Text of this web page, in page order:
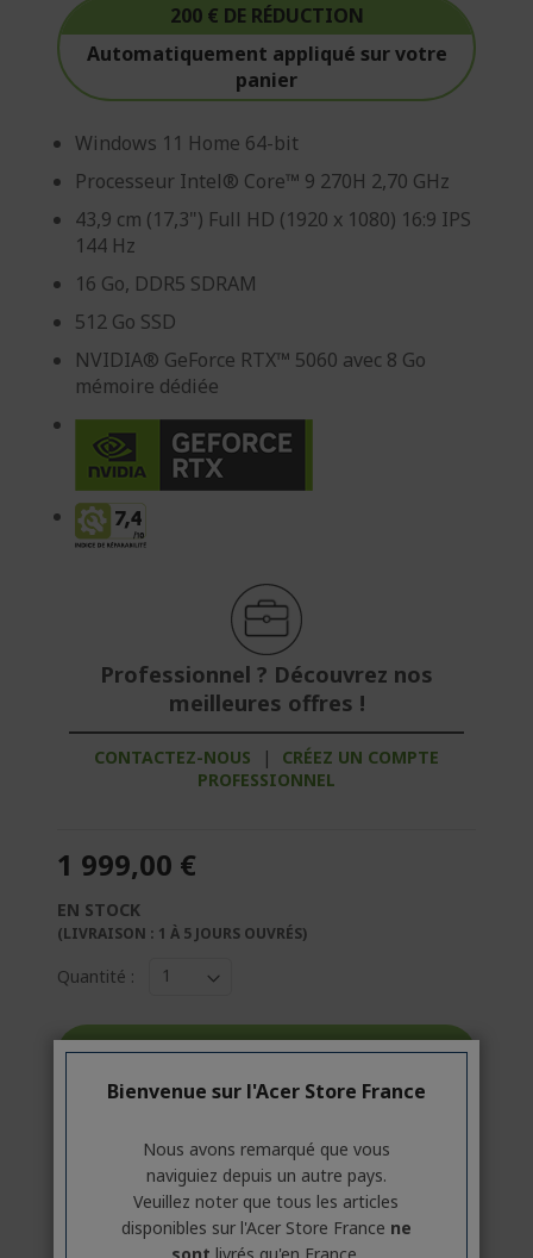
200 € DE RÉDUCTION
Automatiquement appliqué sur votre
panier
Windows 11 Home 64-bit
Processeur Intel® Core™ 9 270H 2,70 GHz
43,9 cm (17,3") Full HD (1920 x 1080) 16:9 IPS
144 Hz
16 Go, DDR5 SDRAM
512 Go SSD
NVIDIA® GeForce RTX™ 5060 avec 8 Go
mémoire dédiée
Professionnel ? Découvrez nos
meilleures offres !
CONTACTEZ-NOUS |
CRÉEZ UN COMPTE
PROFESSIONNEL
1 999,00 €
EN STOCK
(LIVRAISON : 1 À 5 JOURS OUVRÉS)
Quantité :
Aller au produit
Comparer
Bienvenue sur l'Acer Store France
Nous avons remarqué que vous
naviguiez depuis un autre pays.
Veuillez noter que tous les articles
disponibles sur l'Acer Store France ne